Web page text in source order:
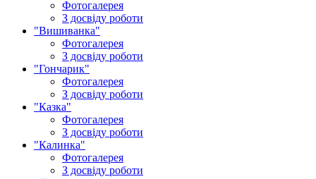
Фотогалерея
З досвіду роботи
"Вишиванка"
Фотогалерея
З досвіду роботи
"Гончарик"
Фотогалерея
З досвіду роботи
"Казка"
Фотогалерея
З досвіду роботи
"Калинка"
Фотогалерея
З досвіду роботи